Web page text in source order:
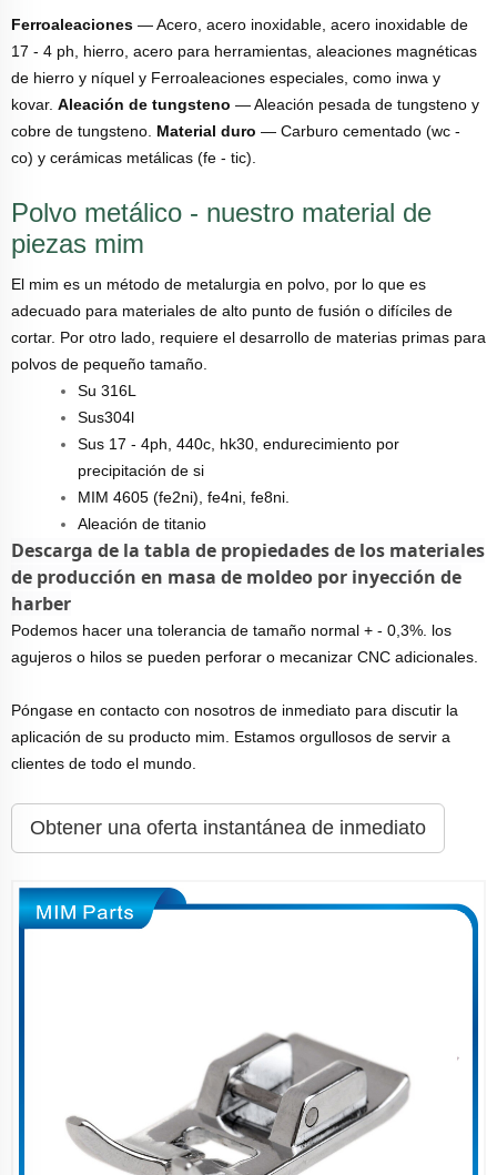
Ferroaleaciones — Acero, acero inoxidable, acero inoxidable de
17 - 4 ph, hierro, acero para herramientas, aleaciones magnéticas
de hierro y níquel y Ferroaleaciones especiales, como inwa y
kovar. Aleación de tungsteno — Aleación pesada de tungsteno y
cobre de tungsteno. Material duro — Carburo cementado (wc -
co) y cerámicas metálicas (fe - tic).
Polvo metálico - nuestro material de
piezas mim
El mim es un método de metalurgia en polvo, por lo que es
adecuado para materiales de alto punto de fusión o difíciles de
cortar. Por otro lado, requiere el desarrollo de materias primas para
polvos de pequeño tamaño.
Su 316L
Sus304l
Sus 17 - 4ph, 440c, hk30, endurecimiento por
precipitación de si
MIM 4605 (fe2ni), fe4ni, fe8ni.
Aleación de titanio
Descarga de la tabla de propiedades de los materiales
de producción en masa de moldeo por inyección de
harber
Podemos hacer una tolerancia de tamaño normal + - 0,3%. los
agujeros o hilos se pueden perforar o mecanizar CNC adicionales.
Póngase en contacto con nosotros de inmediato para discutir la
aplicación de su producto mim. Estamos orgullosos de servir a
clientes de todo el mundo.
Obtener una oferta instantánea de inmediato